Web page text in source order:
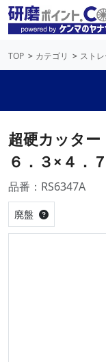
TOP カテゴリ スト
超硬カッタ
６．３×４．
品番：RS6347A
廃盤